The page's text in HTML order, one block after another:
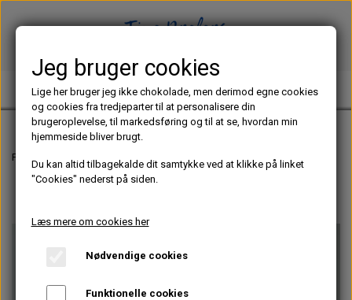
TINE PREFERS CHOCOLATE
Forside Chokoladeblog Tips til designs på fyldte chokolader
Jeg bruger cookies
Lige her bruger jeg ikke chokolade, men derimod egne cookies
og cookies fra tredjeparter til at personalisere din
brugeroplevelse, til markedsføring og til at se, hvordan min
hjemmeside bliver brugt.
Du kan altid tilbagekalde dit samtykke ved at klikke på linket
"Cookies" nederst på siden.
Læs mere om cookies her
Nødvendige cookies
Funktionelle cookies